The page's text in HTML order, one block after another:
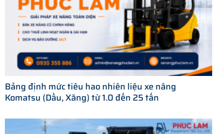
Bảng định mức tiêu hao nhiên liệu xe nâng
Komatsu (Dầu, Xăng) từ 1.0 đến 25 tấn